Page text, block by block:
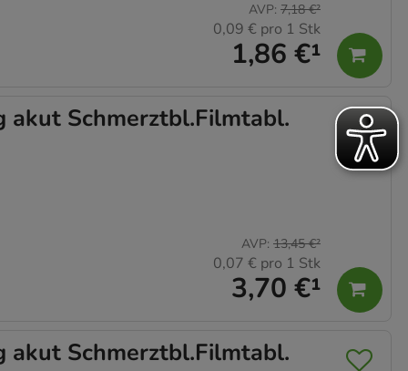
1,86 €¹
AVP: 7,18 €²
0,09 € pro 1 Stk
akut Schmerztbl.Filmtabl.
3,70 €¹
AVP: 13,45 €²
0,07 € pro 1 Stk
akut Schmerztbl.Filmtabl.